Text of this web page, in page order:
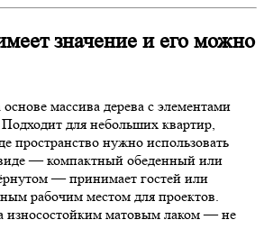
значение и его можно
массива дерева с элементами
для небольших квартир,
пространство нужно использовать
— компактный обеденный или
— принимает гостей или
рабочим местом для проектов.
износостойким матовым лаком — не